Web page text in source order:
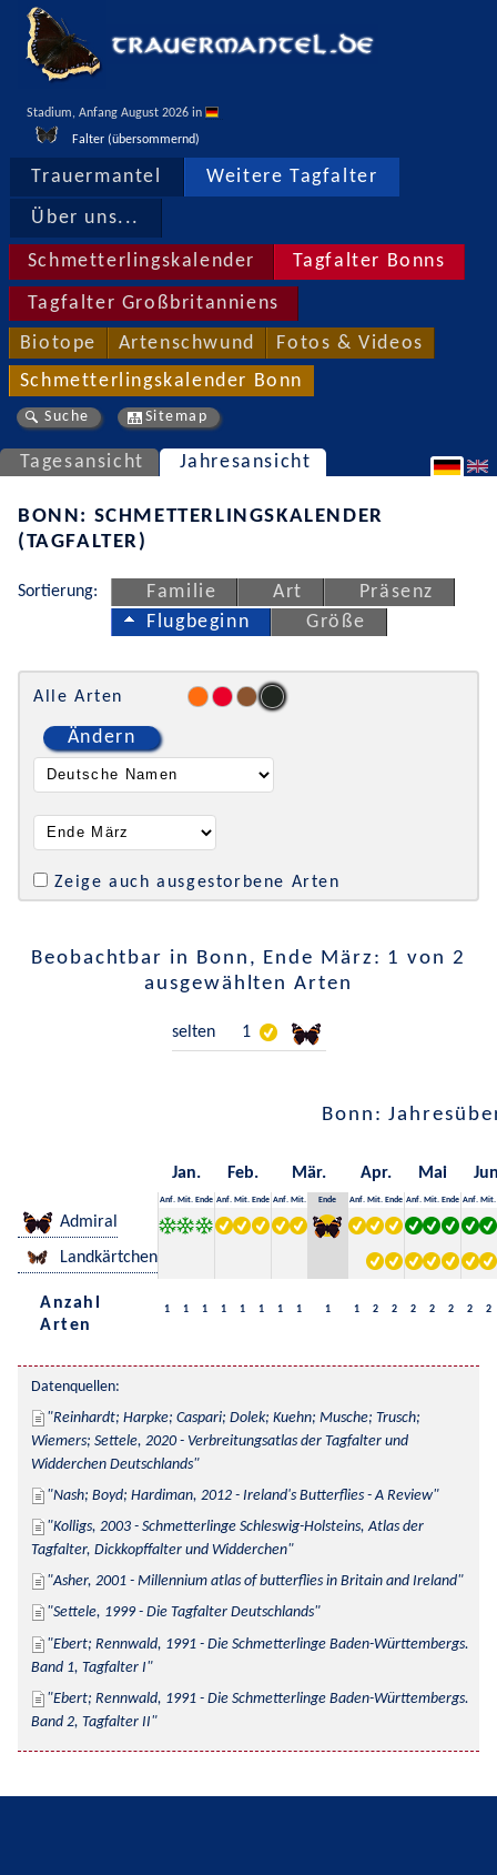
Stadium, Anfang August 2026 in
Falter (übersommernd)
Trauermantel Weitere Tagfalter
Über uns...
Schmetterlingskalender Tagfalter Bonns
Tagfalter Großbritanniens
Biotope Artenschwund Fotos & Videos
Schmetterlingskalender Bonn
Suche Sitemap
Tagesansicht Jahresansicht
BONN: SCHMETTERLINGSKALENDER
(TAGFALTER)
Sortierung: Familie Art
Präsenz
Flugbeginn
Größe
Alle Arten
Ändern
Zeige auch ausgestorbene Arten
Beobachtbar in Bonn, Ende März: 1 von 2
ausgewählten Arten
selten 1
Bonn:
Jan. Feb. Mär. Apr. Mai
Anf. Mit. Ende Anf. Mit. Ende Anf. Mit. Ende Anf. Mit. Ende Anf. Mit. Ende Anf. Mit.
Admiral
Landkärtchen
Anzahl
Arten
1 1 1 1 1 1 1 1 1 1 2 2 2 2 2 2 2
Datenquellen:
Reinhardt; Harpke; Caspari; Dolek; Kuehn; Musche; Trusch;
Wiemers; Settele, 2020 - Verbreitungsatlas der Tagfalter und
Widderchen Deutschlands
Nash; Boyd; Hardiman, 2012 - Ireland's Butterflies - A Review
Kolligs, 2003 - Schmetterlinge Schleswig-Holsteins, Atlas der
Tagfalter, Dickkopffalter und Widderchen
Asher, 2001 - Millennium atlas of butterflies in Britain and Ireland
Settele, 1999 - Die Tagfalter Deutschlands
Ebert; Rennwald, 1991 - Die Schmetterlinge Baden-Württembergs.
Band 1, Tagfalter I
Ebert; Rennwald, 1991 - Die Schmetterlinge Baden-Württembergs.
Band 2, Tagfalter II